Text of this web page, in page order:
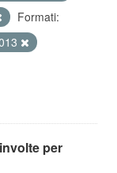
Formati:
per